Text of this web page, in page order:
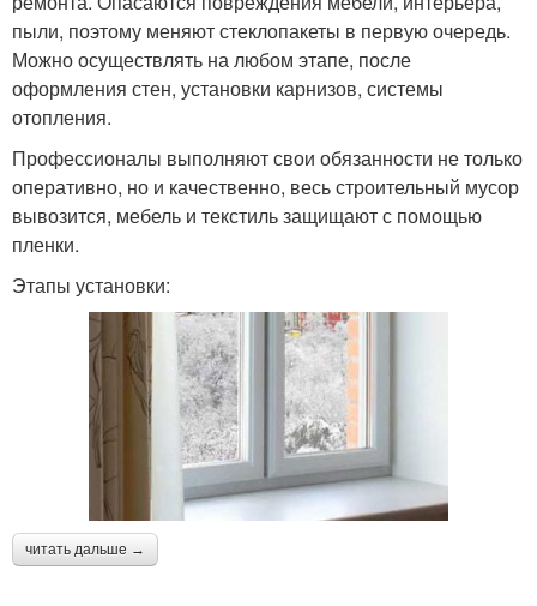
пыли, поэтому меняют стеклопакеты в первую очередь.
Можно осуществлять на любом этапе, после
оформления стен, установки карнизов, системы
отопления.
Профессионалы выполняют свои обязанности не только
оперативно, но и качественно, весь строительный мусор
вывозится, мебель и текстиль защищают с помощью
пленки.
Этапы установки:
читать дальше →